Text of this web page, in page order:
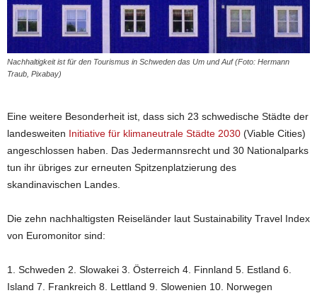
Nachhaltigkeit ist für den Tourismus in Schweden das Um und Auf (Foto: Hermann
Traub, Pixabay)
Eine weitere Besonderheit ist, dass sich 23 schwedische Städte der
landesweiten Initiative für klimaneutrale Städte 2030 (Viable Cities)
angeschlossen haben. Das Jedermannsrecht und 30 Nationalparks
tun ihr übriges zur erneuten Spitzenplatzierung des
skandinavischen Landes.
Die zehn nachhaltigsten Reiseländer laut Sustainability Travel Index
von Euromonitor sind:
1. Schweden 2. Slowakei 3. Österreich 4. Finnland 5. Estland 6.
Island 7. Frankreich 8. Lettland 9. Slowenien 10. Norwegen